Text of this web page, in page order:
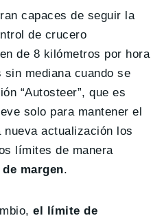
capaces de seguir la
de crucero
de 8 kilómetros por hora
mediana cuando se
“Autosteer”, que es
solo para mantener el
actualización los
límites de manera
margen.
el límite de